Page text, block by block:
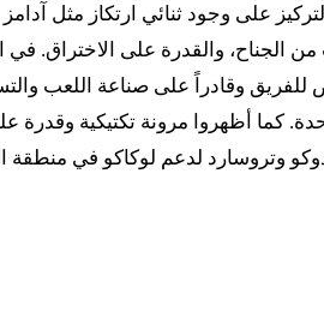
فولارين بالوغون في المقدمة. يميل المدرب بوتشيتينو إلى تشكيل 4-2-3-1 أو تجربة 3-4-2-1 أو 3-4-3، مع
الجناح، والقدرة على الاختراق. في
للفريق وقادراً على صناعة اللعب
خلال تصفيات كأس العالم 2026 بمعدل 3.63 هدف في المباراة الواحدة. كما أظهروا
وتروسارد لدعم لوكاكو في منطقة